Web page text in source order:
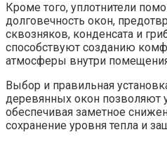
Кроме того, уплотнители
долговечность окон,
сквозняков, конденсата и
способствуют созданию
атмосферы внутри
Выбор и правильная
деревянных окон позволяют
обеспечивая заметное
сохранение уровня тепла и